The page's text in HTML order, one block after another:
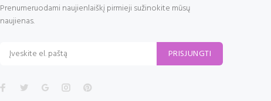
Prenumeruodami naujienlaiškį pirmieji sužinokite mūsų
naujienas.
PRISJUNGTI